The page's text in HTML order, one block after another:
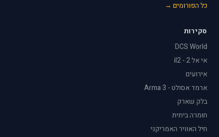
כל הפורומים →
סקירות
DCS World
אי אל 2 - il2
אירועים
ארמד אסולט - Arma 3
בלק שארק
חומרה ביתית
חיל האוויר האמריקני